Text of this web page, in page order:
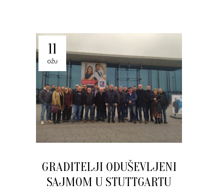
11
OŽU
GRADITELJI ODUŠEVLJENI
SAJMOM U STUTTGARTU